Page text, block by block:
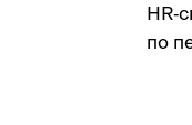
HR-
по